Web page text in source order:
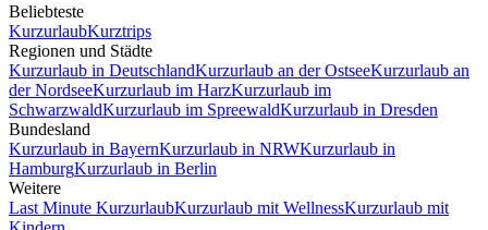
Beliebteste
KurzurlaubKurztrips
Regionen und Städte
Kurzurlaub in DeutschlandKurzurlaub an der OstseeKurzurlaub an
der NordseeKurzurlaub im HarzKurzurlaub im
SchwarzwaldKurzurlaub im SpreewaldKurzurlaub in Dresden
Bundesland
Kurzurlaub in BayernKurzurlaub in NRWKurzurlaub in
HamburgKurzurlaub in Berlin
Weitere
Last Minute KurzurlaubKurzurlaub mit WellnessKurzurlaub mit